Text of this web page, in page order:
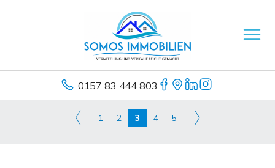
0157 83 444 803
1 2 3 4 5